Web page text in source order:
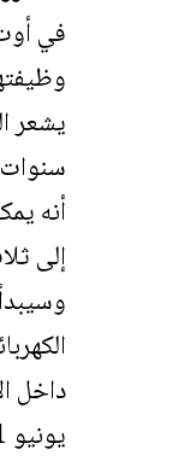
في
يشعر
أنه
إلى
يونيو 2021.